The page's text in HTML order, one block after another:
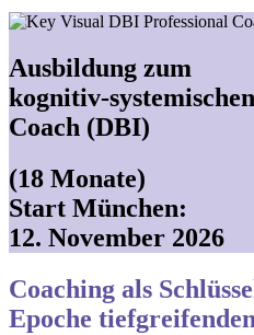
Ausbildung zum
kognitiv-
Coach (DBI)
(18 Monate)
Start München:
12. November 2026
Coaching als
Epoche